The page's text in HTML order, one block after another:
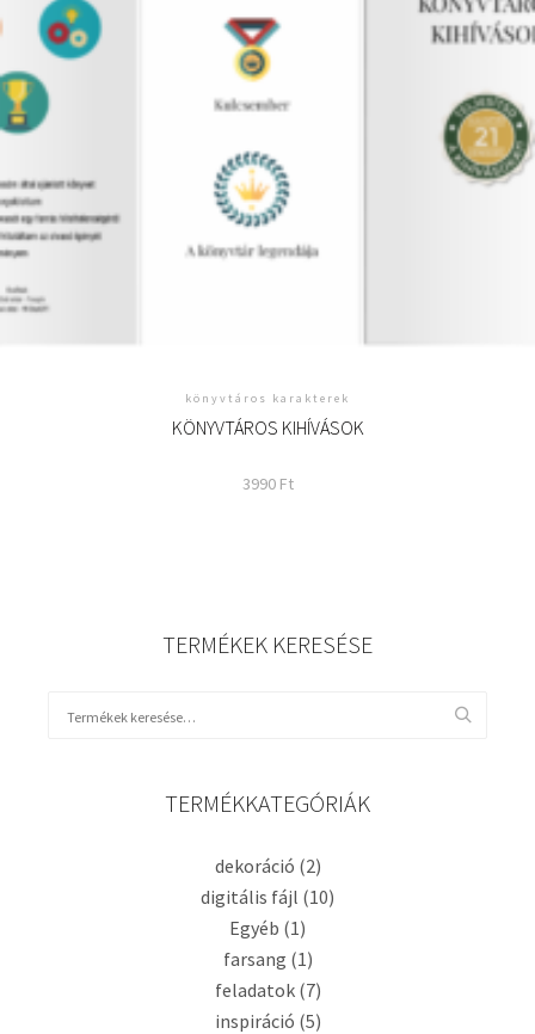
könyvtáros karakterek
KÖNYVTÁROS KIHÍVÁSOK
3990 Ft
TERMÉKEK KERESÉSE
TERMÉKKATEGÓRIÁK
dekoráció (2)
digitális fájl (10)
Egyéb (1)
farsang (1)
feladatok (7)
inspiráció (5)